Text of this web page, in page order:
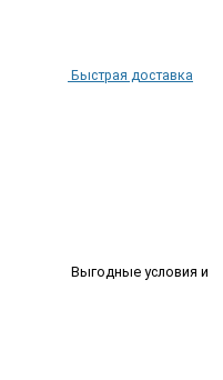
Быстрая доставка
Выгодные условия и